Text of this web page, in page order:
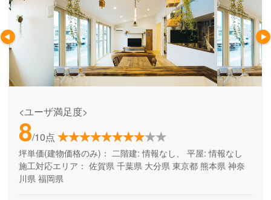
<ユーザ満足度>
8/10点
坪単価(建物価格のみ)： 二階建: 情報なし、 平屋: 情報なし
施工対応エリア： 佐賀県 千葉県 大分県 東京都 熊本県 神奈
川県 福岡県